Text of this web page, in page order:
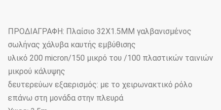
ΠΡΟΔΙΑΓΡΑΦΗ: Πλαίσιο 32X1.5MM γαλβανισμένος
σωλήνας χάλυβα καυτής εμβύθισης
υλικό 200 micron/150 μικρό του /100 πλαστικών ταινιών
μικρού κάλυψης
δευτερεύων εξαερισμός: με το χειρωνακτικό ρόλο
επάνω στη μονάδα στην πλευρά